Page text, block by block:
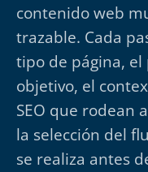
contenido web
trazable. Cada
tipo de página,
objetivo, el
SEO que rodean
la selección del
se realiza antes